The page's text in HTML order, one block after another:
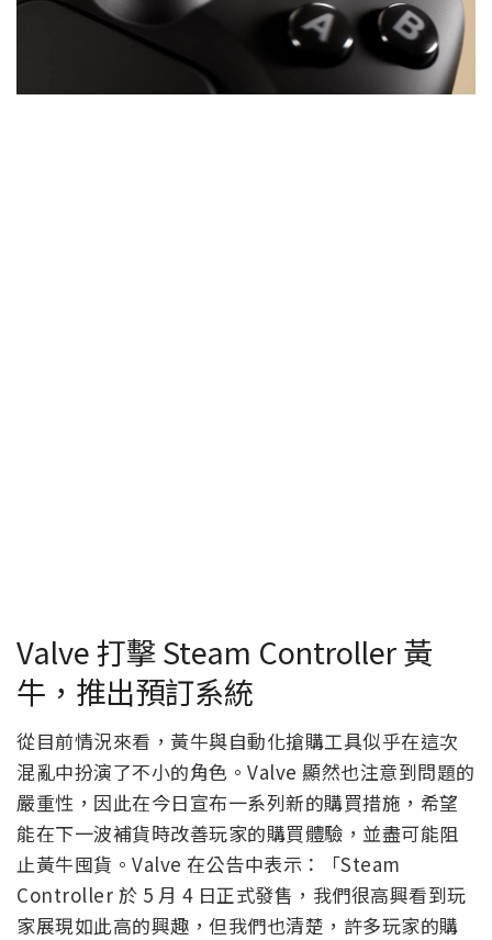
Valve 打擊 Steam Controller 黃
牛，推出預訂系統
從目前情況來看，黃牛與自動化搶購工具似乎在這次
混亂中扮演了不小的角色。Valve 顯然也注意到問題的
嚴重性，因此在今日宣布一系列新的購買措施，希望
能在下一波補貨時改善玩家的購買體驗，並盡可能阻
止黃牛囤貨。Valve 在公告中表示：「Steam
Controller 於 5 月 4 日正式發售，我們很高興看到玩
家展現如此高的興趣，但我們也清楚，許多玩家的購